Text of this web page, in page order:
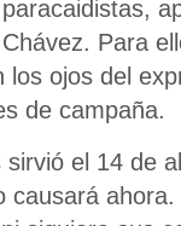
Para
los ojos del
de campaña.
el 14 de
causará